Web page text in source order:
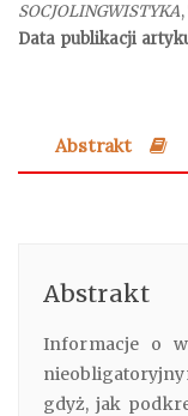
SOCJOLINGWISTYKA
Data publikacji
Abstrakt
Abstrakt
Informacje o
gdyż, jak